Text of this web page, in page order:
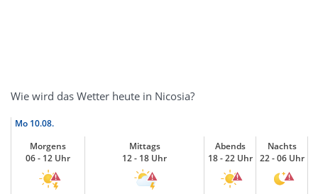
Wie wird das Wetter heute in Nicosia?
Mo 10.08.
Morgens
06 - 12 Uhr
Mittags
12 - 18 Uhr
Abends
18 - 22 Uhr
Nachts
22 - 06 Uhr